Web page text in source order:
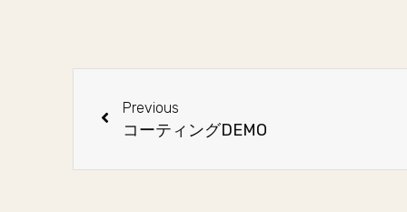
Previous
コーティングDEMO